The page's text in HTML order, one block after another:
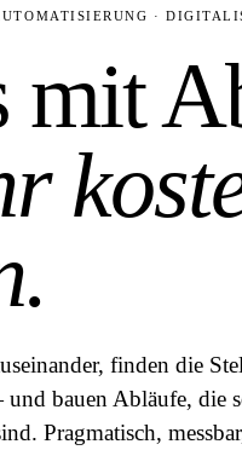
·
mit
finden die
bauen Abläufe, die
Pragmatisch,